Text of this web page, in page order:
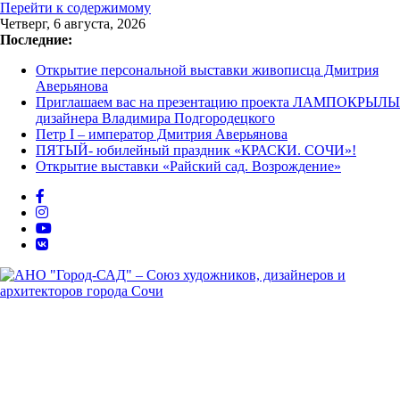
Перейти к содержимому
Четверг, 6 августа, 2026
Последние:
Открытие персональной выставки живописца Дмитрия
Аверьянова
Приглашаем вас на презентацию проекта ЛАМПОКРЫЛЫ
дизайнера Владимира Подгородецкого
Петр I – император Дмитрия Аверьянова
ПЯТЫЙ- юбилейный праздник «КРАСКИ. СОЧИ»!
Открытие выставки «Райский сад. Возрождение»